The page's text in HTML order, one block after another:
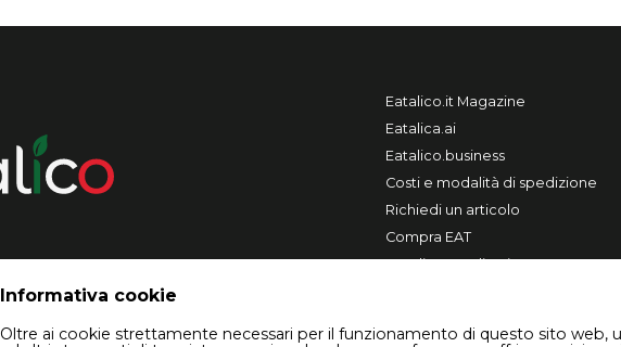
Informativa cookie
Oltre ai cookie strettamente necessari per il funzionamento di questo sito web,
Eatalico.it Magazine
Eatalica.ai
Eatalico.business
Costi e modalità di spedizione
Richiedi un articolo
Compra EAT
Vendi su Eatalico.it